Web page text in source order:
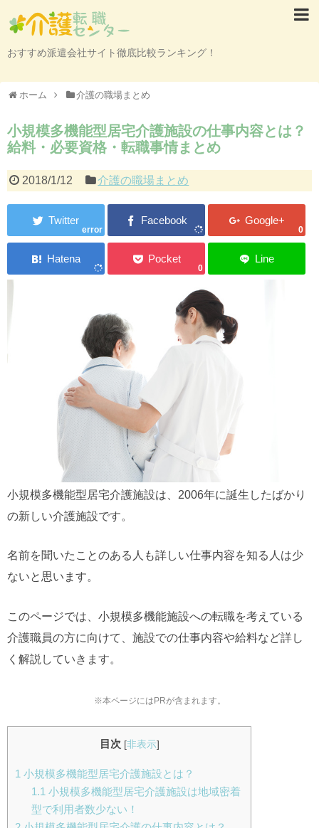
おすすめ派遣会社サイト徹底比較ランキング！
ホーム 介護の職場まとめ
小規模多機能型居宅介護施設の仕事内容とは？
給料・必要資格・転職事情まとめ
2018/1/12 介護の職場まとめ
error 0
0
小規模多機能型居宅介護施設は、2006年に誕生したばかり
の新しい介護施設です。
名前を聞いたことのある人も詳しい仕事内容を知る人は少
ないと思います。
このページでは、小規模多機能施設への転職を考えている
介護職員の方に向けて、施設での仕事内容や給料など詳し
く解説していきます。
※本ページにはPRが含まれます。
目次 [非表示]
1 小規模多機能型居宅介護施設とは？
1.1 小規模多機能型居宅介護施設は地域密着
型で利用者数少ない！